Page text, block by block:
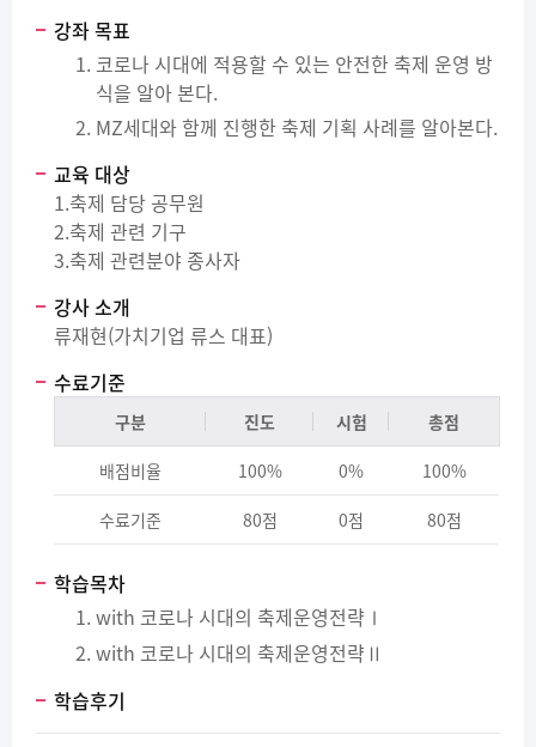
강좌 목표
코로나 시대에 적용할 수 있는 안전한 축제 운영 방
식을 알아 본다.
MZ세대와 함께 진행한 축제 기획 사례를 알아본다.
교육 대상
1.축제 담당 공무원
2.축제 관련 기구
3.축제 관련분야 종사자
강사 소개
류재현(가치기업 류스 대표)
수료기준
구분 진도 시험 총점
배점비율 100% 0% 100%
수료기준 80점 0점 80점
학습목차
with 코로나 시대의 축제운영전략Ⅰ
with 코로나 시대의 축제운영전략Ⅱ
학습후기